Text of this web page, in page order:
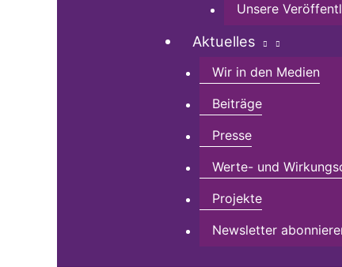
Unsere
Aktuelles
Wir in den Medien
Beiträge
Presse
Werte- und
Projekte
Newsletter